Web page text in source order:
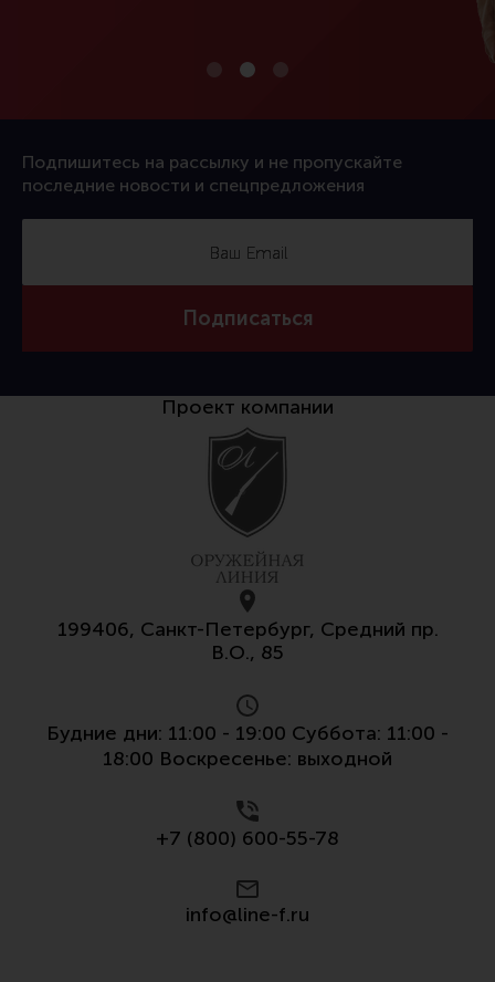
Подпишитесь на рассылку и не пропускайте
последние новости и спецпредложения
Подписаться
Проект компании
199406, Санкт-Петербург, Средний пр.
В.О., 85
Будние дни: 11:00 - 19:00 Суббота: 11:00 -
18:00 Воскресенье: выходной
+7 (800) 600-55-78
info@line-f.ru